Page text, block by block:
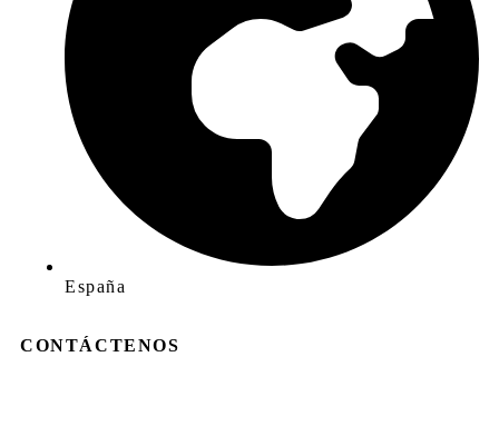
España
CONTÁCTENOS